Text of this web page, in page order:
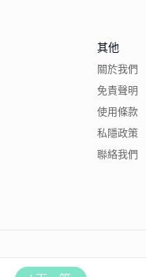
其他
關於我們
免責聲明
使用條款
私隱政策
聯絡我們